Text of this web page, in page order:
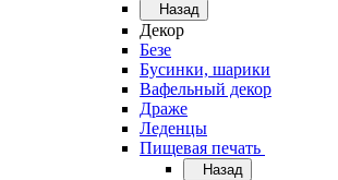
Назад
Декор
Безе
Бусинки, шарики
Вафельный декор
Драже
Леденцы
Пищевая печать
Назад